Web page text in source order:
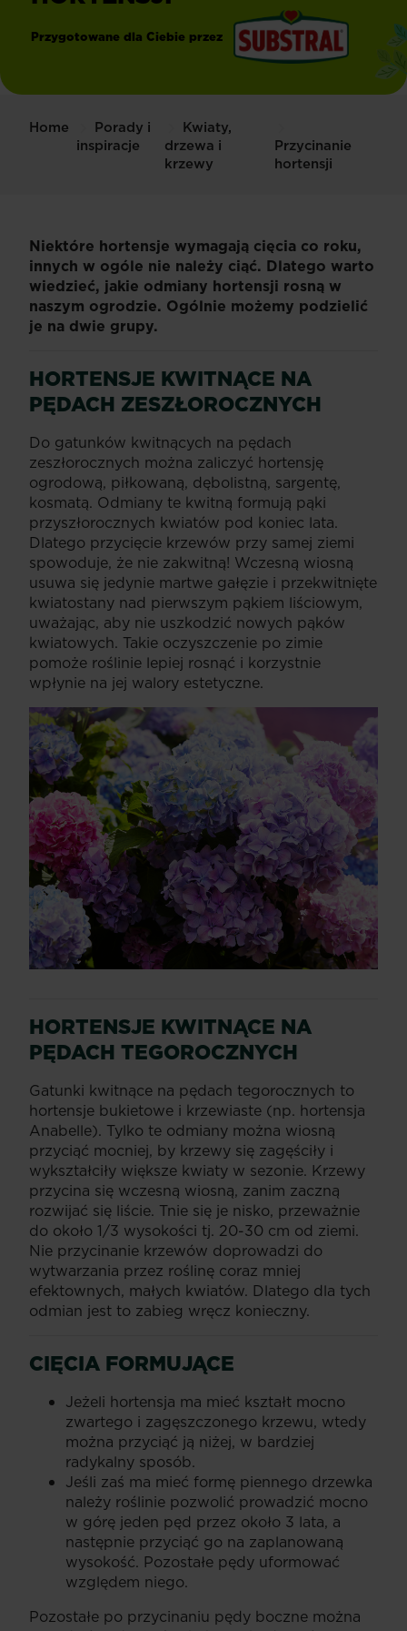
Przygotowane dla Ciebie przez
Home
Porady i
inspiracje
Kwiaty,
drzewa i
krzewy
Przycinanie
hortensji
Niektóre hortensje wymagają cięcia co roku,
innych w ogóle nie należy ciąć. Dlatego warto
wiedzieć, jakie odmiany hortensji rosną w
naszym ogrodzie. Ogólnie możemy podzielić
je na dwie grupy.
HORTENSJE KWITNĄCE NA
PĘDACH ZESZŁOROCZNYCH
Do gatunków kwitnących na pędach
zeszłorocznych można zaliczyć hortensję
ogrodową, piłkowaną, dębolistną, sargentę,
kosmatą. Odmiany te kwitną formują pąki
przyszłorocznych kwiatów pod koniec lata.
Dlatego przycięcie krzewów przy samej ziemi
spowoduje, że nie zakwitną! Wczesną wiosną
usuwa się jedynie martwe gałęzie i przekwitnięte
kwiatostany nad pierwszym pąkiem liściowym,
uważając, aby nie uszkodzić nowych pąków
kwiatowych. Takie oczyszczenie po zimie
pomoże roślinie lepiej rosnąć i korzystnie
wpłynie na jej walory estetyczne.
HORTENSJE KWITNĄCE NA
PĘDACH TEGOROCZNYCH
Gatunki kwitnące na pędach tegorocznych to
hortensje bukietowe i krzewiaste (np. hortensja
Anabelle). Tylko te odmiany można wiosną
przyciąć mocniej, by krzewy się zagęściły i
wykształciły większe kwiaty w sezonie. Krzewy
przycina się wczesną wiosną, zanim zaczną
rozwijać się liście. Tnie się je nisko, przeważnie
do około 1/3 wysokości tj. 20-30 cm od ziemi.
Nie przycinanie krzewów doprowadzi do
wytwarzania przez roślinę coraz mniej
efektownych, małych kwiatów. Dlatego dla tych
odmian jest to zabieg wręcz konieczny.
CIĘCIA FORMUJĄCE
Jeżeli hortensja ma mieć kształt mocno
zwartego i zagęszczonego krzewu, wtedy
można przyciąć ją niżej, w bardziej
radykalny sposób.
Jeśli zaś ma mieć formę piennego drzewka
należy roślinie pozwolić prowadzić mocno
w górę jeden pęd przez około 3 lata, a
następnie przyciąć go na zaplanowaną
wysokość. Pozostałe pędy uformować
względem niego.
Pozostałe po przycinaniu pędy boczne można